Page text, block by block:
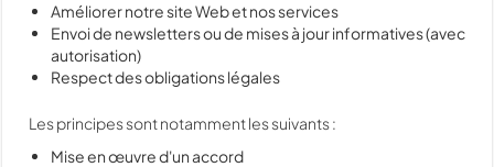
Améliorer notre site Web et nos services
Envoi de newsletters ou de mises à jour informatives (avec
autorisation)
Respect des obligations légales
Les principes sont notamment les suivants :
Mise en œuvre d'un accord